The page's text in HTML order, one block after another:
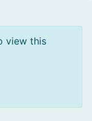
view this